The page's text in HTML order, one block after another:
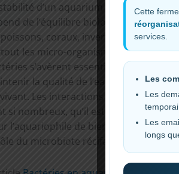
d’un aquarium récifal
de l’équilibre biologique entre
poissons, coraux, invertébrés, et
les micro-organismes. Les
s’avèrent essentielles pour y
la qualité de l’eau et la santé
Les interactions et les enjeux
si nombreux, qu’il est important
l’aquariophile de bien connaitre
du microbiote récifal, […]
Cette
services.
Les
Les
Les
longs